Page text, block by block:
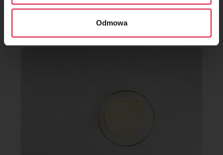
Odmowa
Budyń przykryj folią spożywczą tak, by folia stykała się z nim
(zapobiegnie to powstawaniu kożucha). Odstaw do
wystudzenia.